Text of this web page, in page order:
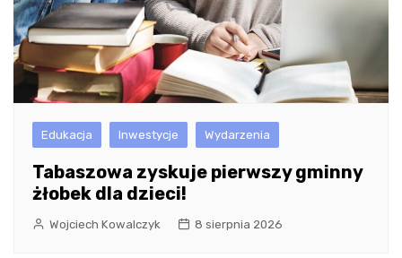
Edukacja Inwestycje Wydarzenia
Tabaszowa zyskuje pierwszy gminny
żłobek dla dzieci!
Wojciech Kowalczyk 8 sierpnia 2026